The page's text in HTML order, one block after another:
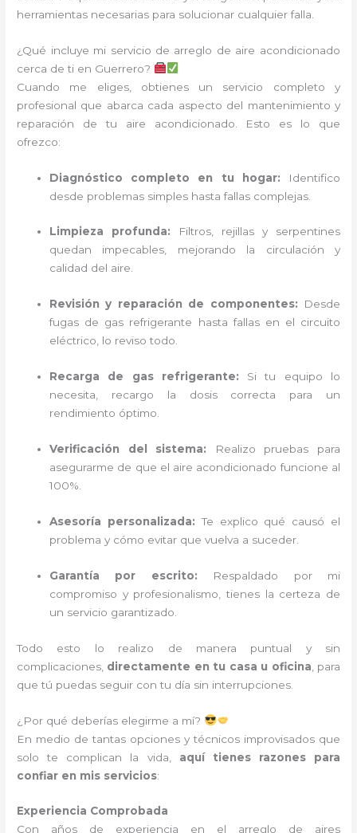
herramientas necesarias para solucionar cualquier falla.
¿Qué incluye mi servicio de arreglo de aire acondicionado
cerca de ti en Guerrero?
Cuando me eliges, obtienes un servicio completo y
profesional que abarca cada aspecto del mantenimiento y
reparación de tu aire acondicionado. Esto es lo que
ofrezco:
Diagnóstico completo en tu hogar: Identifico
desde problemas simples hasta fallas complejas.
Limpieza profunda: Filtros, rejillas y serpentines
quedan impecables, mejorando la circulación y
calidad del aire.
Revisión y reparación de componentes: Desde
fugas de gas refrigerante hasta fallas en el circuito
eléctrico, lo reviso todo.
Recarga de gas refrigerante: Si tu equipo lo
necesita, recargo la dosis correcta para un
rendimiento óptimo.
Verificación del sistema: Realizo pruebas para
asegurarme de que el aire acondicionado funcione al
100%.
Asesoría personalizada: Te explico qué causó el
problema y cómo evitar que vuelva a suceder.
Garantía por escrito: Respaldado por mi
compromiso y profesionalismo, tienes la certeza de
un servicio garantizado.
Todo esto lo realizo de manera puntual y sin
complicaciones, directamente en tu casa u oficina , para
que tú puedas seguir con tu día sin interrupciones.
¿Por qué deberías elegirme a mí?
En medio de tantas opciones y técnicos improvisados que
solo te complican la vida, aquí tienes razones para
confiar en mis servicios:
Experiencia Comprobada
Con años de experiencia en el arreglo de aires